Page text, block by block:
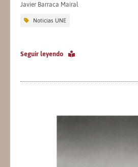
Javier Barraca Mairal
Noticias UNE
Seguir leyendo